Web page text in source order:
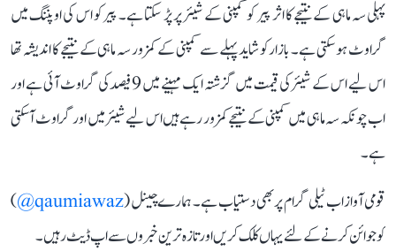
پہلی سہ ماہی کے نتیجے کا اثر پیر کو کمپنی کے شیئر پر پڑ سکتا ہے۔ پیر کو اس کی اوپننگ میں
گراوٹ ہو سکتی ہے۔ بازار کو شاید پہلے سے کمپنی کے کمزور سہ ماہی کے نتیجے کا اندیشہ تھا
اس لیے اس کے شیئر کی قیمت میں گزشتہ ایک مہینے میں 9 فیصد کی گراوٹ آئی ہے اور
اب چونکہ سہ ماہی میں کمپنی کے نتیجے کمزور رہے ہیں اس لیے شیئر میں اور گراوٹ آ سکتی
ہے۔
قومی آواز اب ٹیلی گرام پر بھی دستیاب ہے۔ ہمارے چینل (qaumiawaz@
)
کو جوائن کرنے کے لئے یہاں کلک کریں اور تازہ ترین خبروں سے اپ ڈیٹ رہیں۔